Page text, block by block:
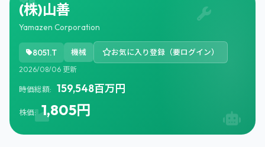
(株)山善
Yamazen Corporation
8051.T 機械 お気に入り登録（要ログイン）
2026/08/06 更新
時価総額: 159,548百万円
株価: 1,805円